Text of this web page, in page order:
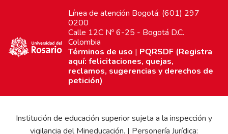
Línea de atención Bogotá: (601) 297
0200
Calle 12C Nº 6-25 - Bogotá D.C.
Colombia
Términos de uso | PQRSDF (Registra
aquí: felicitaciones, quejas,
reclamos, sugerencias y derechos de
petición)
Institución de educación superior sujeta a la inspección y
vigilancia del Mineducación. | Personería Jurídica: